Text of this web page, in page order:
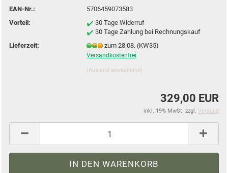
EAN-Nr.:
5706459073583
Vorteil:
30 Tage Widerruf
30 Tage Zahlung bei Rechnungskauf
Lieferzeit:
zum 28.08. (KW35)
Versandkostenfrei
(Ausland abweichend)
329,00 EUR
inkl. 19% MwSt. zzgl. Versand